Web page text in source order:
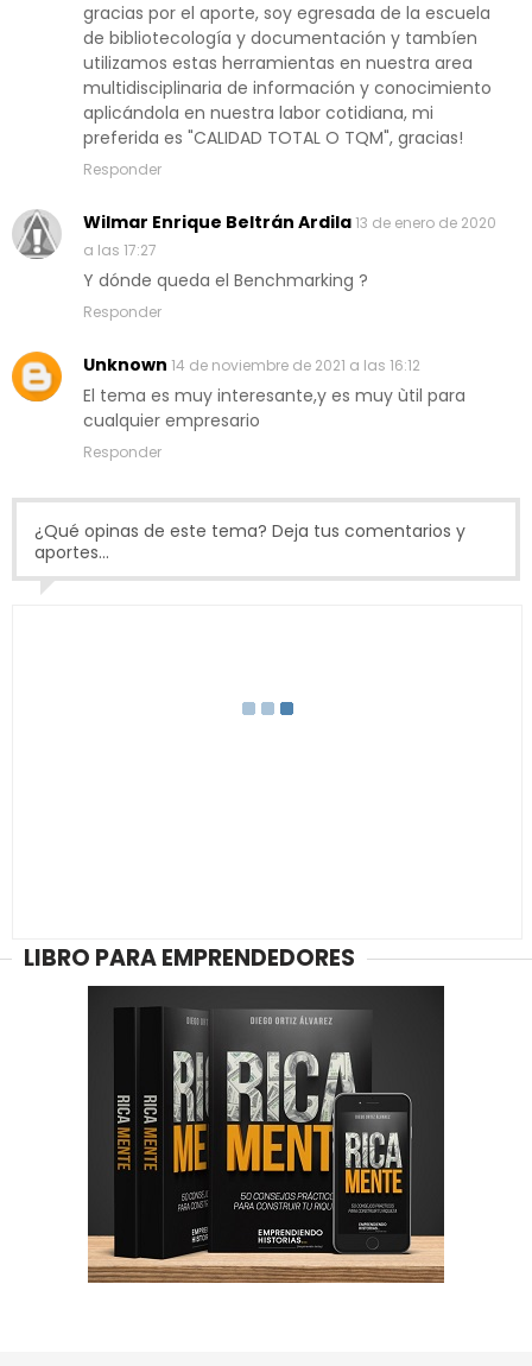
gracias por el aporte, soy egresada de la escuela
de bibliotecología y documentación y tambíen
utilizamos estas herramientas en nuestra area
multidisciplinaria de información y conocimiento
aplicándola en nuestra labor cotidiana, mi
preferida es "CALIDAD TOTAL O TQM", gracias!
Responder
Wilmar Enrique Beltrán Ardila13 de enero de 2020
a las 17:27
Y dónde queda el Benchmarking ?
Responder
Unknown 14 de noviembre de 2021 a las 16:12
El tema es muy interesante,y es muy ùtil para
cualquier empresario
Responder
¿Qué opinas de este tema? Deja tus comentarios y
aportes...
LIBRO PARA EMPRENDEDORES